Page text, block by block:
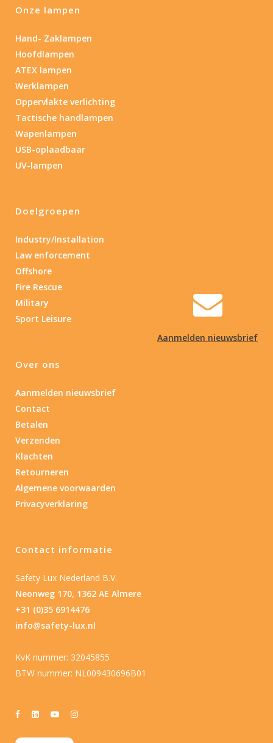
Aanmelden nieuwsbrief
Onze lampen
Hand- Zaklampen
Hoofdlampen
ATEX lampen
Werklampen
Oppervlakte verlichting
Tactische handlampen
Wapenlampen
USB-oplaadbaar
UV-lampen
Doelgroepen
Industry/Installation
Law enforcement
Offshore
Fire Rescue
Military
Sport Leisure
Over ons
Aanmelden nieuwsbrief
Contact
Betalen
Verzenden
Klachten
Retourneren
Algemene voorwaarden
Privacyverklaring
Contact informatie
Safety Lux Nederland B.V.
Neonweg 170, 1362 AE Almere
+31 (0)35 6914476
info@safety-lux.nl
KvK nummer: 32045855
BTW nummer: NL009430696B01